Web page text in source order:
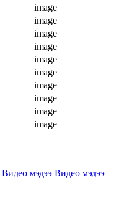
image
image
image
image
image
image
image
image
image
image
Видео мэдээ Видео мэдээ